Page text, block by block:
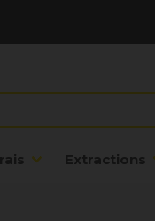
Extractions